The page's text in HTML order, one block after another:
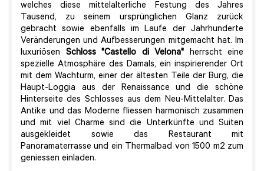
welches diese mittelalterliche Festung des Jahres
Tausend, zu seinem ursprünglichen Glanz zurück
gebracht sowie ebenfalls im Laufe der Jahrhunderte
Veränderungen und Aufbesserungen mitgemacht hat. Im
luxuriösen Schloss "Castello di Velona" herrscht eine
spezielle Atmosphäre des Damals, ein inspirierender Ort
mit dem Wachturm, einer der ältesten Teile der Burg, die
Haupt-Loggia aus der Renaissance und die schöne
Hinterseite des Schlosses aus dem Neu-Mittelalter. Das
Antike und das Moderne fliessen harmonisch zusammen
und mit viel Charme sind die Unterkünfte und Suiten
ausgekleidet sowie das Restaurant mit
Panoramaterrasse und ein Thermalbad von 1500 m2 zum
geniessen einladen.